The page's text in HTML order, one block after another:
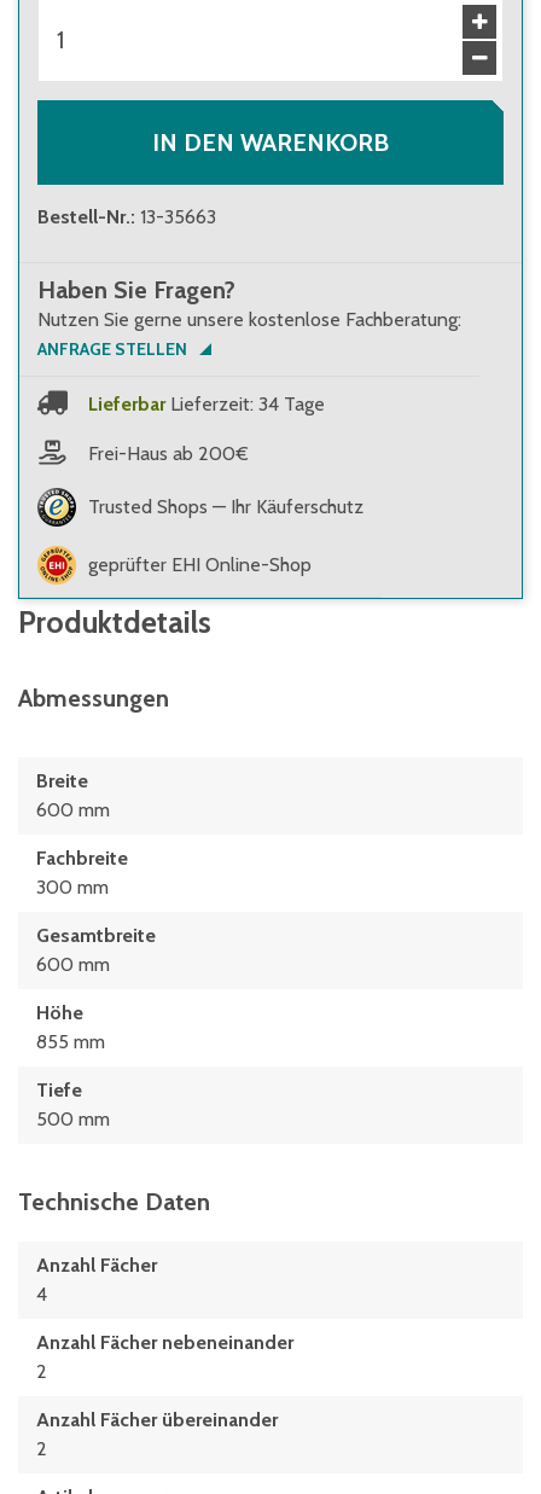
IN DEN WARENKORB
Bestell-Nr.: 13-35663
Haben Sie Fragen?
Nutzen Sie gerne unsere kostenlose Fachberatung:
ANFRAGE STELLEN
Lieferbar Lieferzeit: 34 Tage
Frei-Haus ab 200€
Trusted Shops — Ihr Käuferschutz
geprüfter EHI Online-Shop
Produktdetails
Abmessungen
Breite
600 mm
Fachbreite
300 mm
Gesamtbreite
600 mm
Höhe
855 mm
Tiefe
500 mm
Technische Daten
Anzahl Fächer
4
Anzahl Fächer nebeneinander
2
Anzahl Fächer übereinander
2